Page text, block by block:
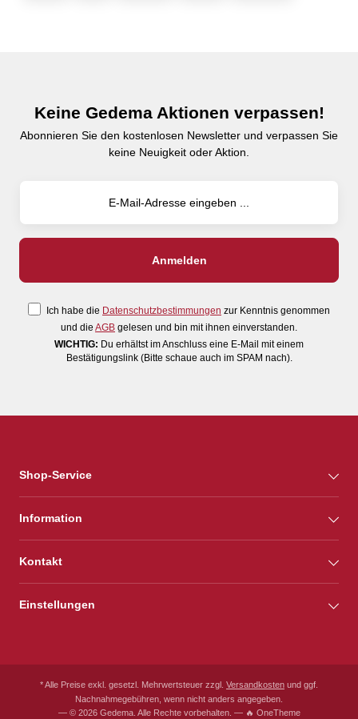
Keine Gedema Aktionen verpassen!
Abonnieren Sie den kostenlosen Newsletter und verpassen Sie
keine Neuigkeit oder Aktion.
Ich habe die Datenschutzbestimmungen zur Kenntnis genommen
und die AGB gelesen und bin mit ihnen einverstanden.
WICHTIG: Du erhältst im Anschluss eine E-Mail mit einem
Bestätigungslink (Bitte schaue auch im SPAM nach).
Shop-Service
Information
Kontakt
Einstellungen
* Alle Preise exkl. gesetzl. Mehrwertsteuer zzgl. Versandkosten und ggf.
Nachnahmegebühren, wenn nicht anders angegeben.
— © 2026 Gedema. Alle Rechte vorbehalten. — 🔥 OneTheme